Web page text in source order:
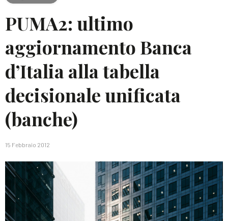
PUMA2: ultimo
aggiornamento Banca
d’Italia alla tabella
decisionale unificata
(banche)
15 Febbraio 2012